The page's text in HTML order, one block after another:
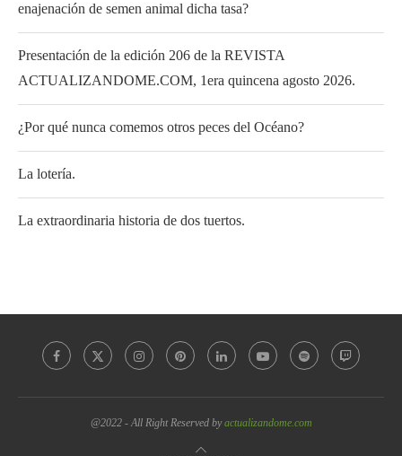
enajenación de semen animal dicha tasa?
Presentación de la edición 206 de la REVISTA
ACTUALIZANDOME.COM, 1era quincena agosto 2026.
¿Por qué nunca comemos otros peces del Océano?
La lotería.
La extraordinaria historia de dos tuertos.
@2022 - All Right Reserved byactualizandome.com